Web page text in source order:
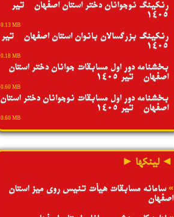
رنکینگ نوجوانان دختر استان اصفهان - تیر
1405
0.13 MB
رنکینگ بزرگسالان بانوان استان اصفهان - تیر
1405
0.18 MB
بخشنامه دور اول مسابقات جوانان دختر استان
اصفهان - تیر 1405
0.60 MB
بخشنامه دور اول مسابقات نوجوانان دختر استان
اصفهان - تیر 1405
0.60 MB
◄ لینکها ►
»سامانه مسابقات هیأت تنیس روی میز استان
اصفهان